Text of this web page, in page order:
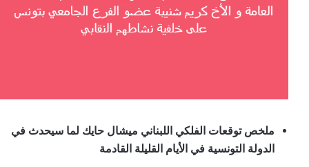
ملخص توقعات الفلكي اللبناني ميشال حايك لما سيحدث في
الدولة التونسية في الأيام القليلة القادمة